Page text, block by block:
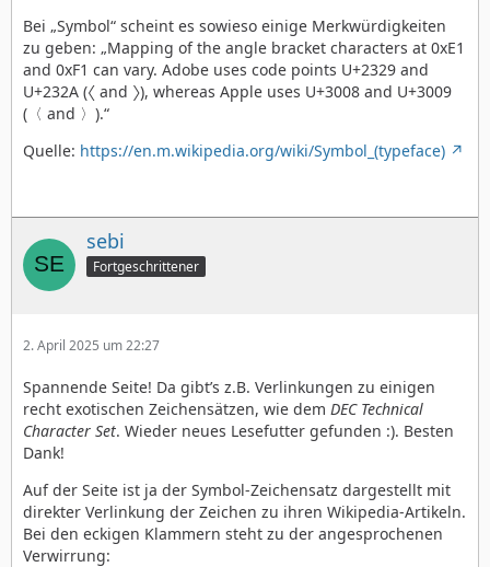
Bei „Symbol“ scheint es sowieso einige Merkwürdigkeiten
zu geben: „Mapping of the angle bracket characters at 0xE1
and 0xF1 can vary. Adobe uses code points U+2329 and
U+232A (〈 and 〉), whereas Apple uses U+3008 and U+3009
(〈 and 〉).“
Quelle: https://en.m.wikipedia.org/wiki/Symbol_(typeface)
sebi
Fortgeschrittener
2. April 2025 um 22:27
Spannende Seite! Da gibt’s z.B. Verlinkungen zu einigen
recht exotischen Zeichensätzen, wie dem DEC Technical
Character Set. Wieder neues Lesefutter gefunden :). Besten
Dank!
Auf der Seite ist ja der Symbol-Zeichensatz dargestellt mit
direkter Verlinkung der Zeichen zu ihren Wikipedia-Artikeln.
Bei den eckigen Klammern steht zu der angesprochenen
Verwirrung: